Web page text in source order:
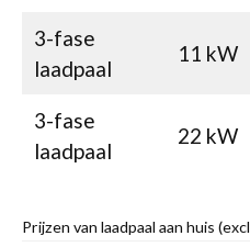
3-fase
laadpaal
11 kW
3-fase
laadpaal
22 kW
Prijzen van laadpaal aan huis